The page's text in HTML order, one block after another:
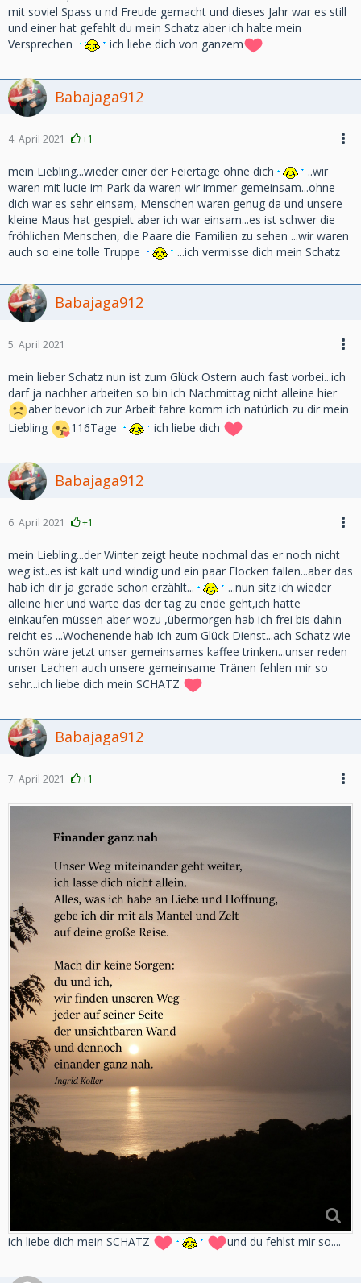
mit soviel Spass u nd Freude gemacht und dieses Jahr war es still
und einer hat gefehlt du mein Schatz aber ich halte mein
Versprechen
ich liebe dich von ganzem
Babajaga912
4. April 2021 +1
mein Liebling...wieder einer der Feiertage ohne dich
..wir
waren mit lucie im Park da waren wir immer gemeinsam...ohne
dich war es sehr einsam, Menschen waren genug da und unsere
kleine Maus hat gespielt aber ich war einsam...es ist schwer die
fröhlichen Menschen, die Paare die Familien zu sehen ...wir waren
auch so eine tolle Truppe
...ich vermisse dich mein Schatz
Babajaga912
5. April 2021
mein lieber Schatz nun ist zum Glück Ostern auch fast vorbei...ich
darf ja nachher arbeiten so bin ich Nachmittag nicht alleine hier
aber bevor ich zur Arbeit fahre komm ich natürlich zu dir mein
Liebling
116Tage ich liebe dich
Babajaga912
6. April 2021 +1
mein Liebling...der Winter zeigt heute nochmal das er noch nicht
weg ist..es ist kalt und windig und ein paar Flocken fallen...aber das
hab ich dir ja gerade schon erzählt...
...nun sitz ich wieder
alleine hier und warte das der tag zu ende geht,ich hätte
einkaufen müssen aber wozu ,übermorgen hab ich frei bis dahin
reicht es ...Wochenende hab ich zum Glück Dienst...ach Schatz wie
schön wäre jetzt unser gemeinsames kaffee trinken...unser reden
unser Lachen auch unsere gemeinsame Tränen fehlen mir so
sehr...ich liebe dich mein SCHATZ
Babajaga912
7. April 2021 +1
ich liebe dich mein SCHATZ und du fehlst mir so....